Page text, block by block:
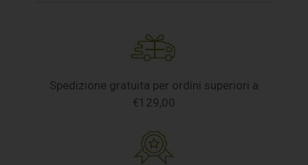
Spedizione gratuita per ordini superiori a
€129,00